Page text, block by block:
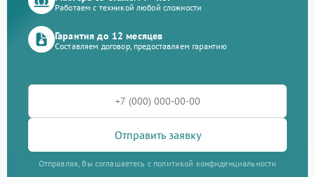
Работаем с техникой любой сложности
Гарантия до 12 месяцев
Составляем договор, предоставляем гарантию
Отправить заявку
Отправляя, Вы соглашаетесь с политикой конфиденциальности